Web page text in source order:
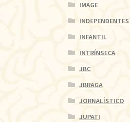
IMAGE
INDEPENDENTES
INFANTIL
INTRÍNSECA
JBC
JBRAGA
JORNALÍSTICO
JUPATI